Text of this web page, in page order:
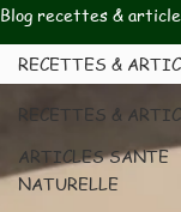
Blog recettes &
RECETTES &
ARTICLES SANTE
NATURELLE
RECETTES &